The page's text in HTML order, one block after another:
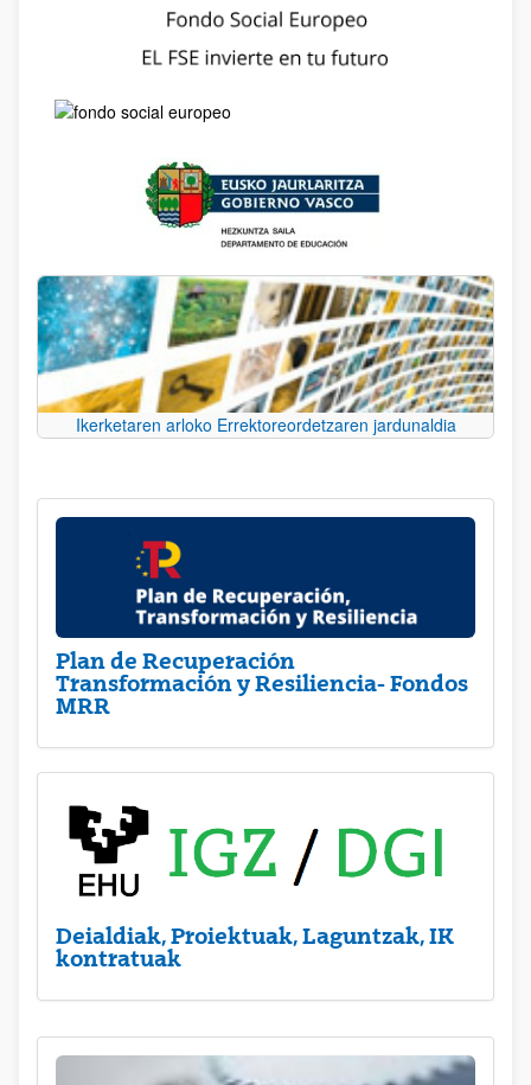
Ikerketaren arloko Errektoreordetzaren jardunaldia
Plan de Recuperación
Transformación y Resiliencia- Fondos
MRR
Deialdiak, Proiektuak, Laguntzak, IK
kontratuak